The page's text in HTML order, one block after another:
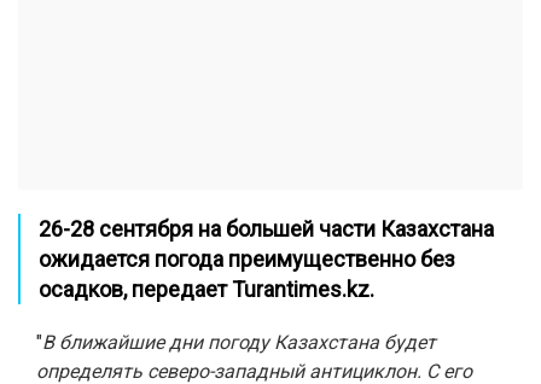
26-28 сентября на большей части Казахстана
ожидается погода преимущественно без
осадков, передаетTurantimes.kz.
"В ближайшие дни погоду Казахстана будет
определять северо-западный антициклон. С его